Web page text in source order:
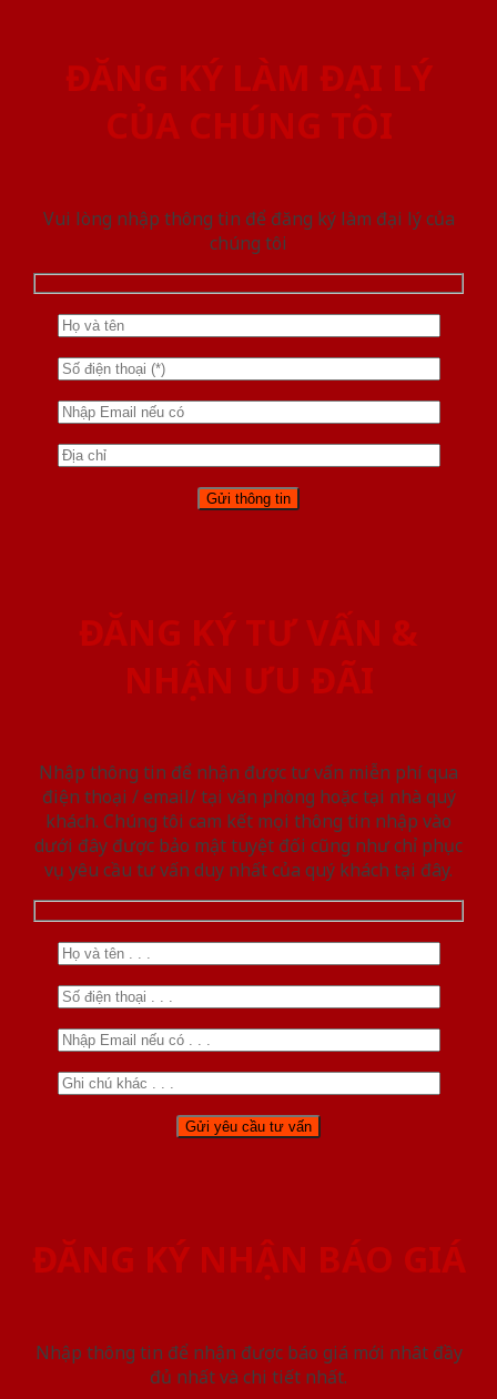
ĐĂNG KÝ LÀM ĐẠI LÝ
CỦA CHÚNG TÔI
Vui lòng nhập thông tin để đăng ký làm đại lý của
chúng tôi
ĐĂNG KÝ TƯ VẤN &
NHẬN ƯU ĐÃI
Nhập thông tin để nhận được tư vấn miễn phí qua
điện thoại / email/ tại văn phòng hoặc tại nhà quý
khách. Chúng tôi cam kết mọi thông tin nhập vào
dưới đây được bảo mật tuyệt đối cũng như chỉ phục
vụ yêu cầu tư vấn duy nhất của quý khách tại đây.
ĐĂNG KÝ NHẬN BÁO GIÁ
Nhập thông tin để nhận được báo giá mới nhât đầy
đủ nhất và chi tiết nhất.